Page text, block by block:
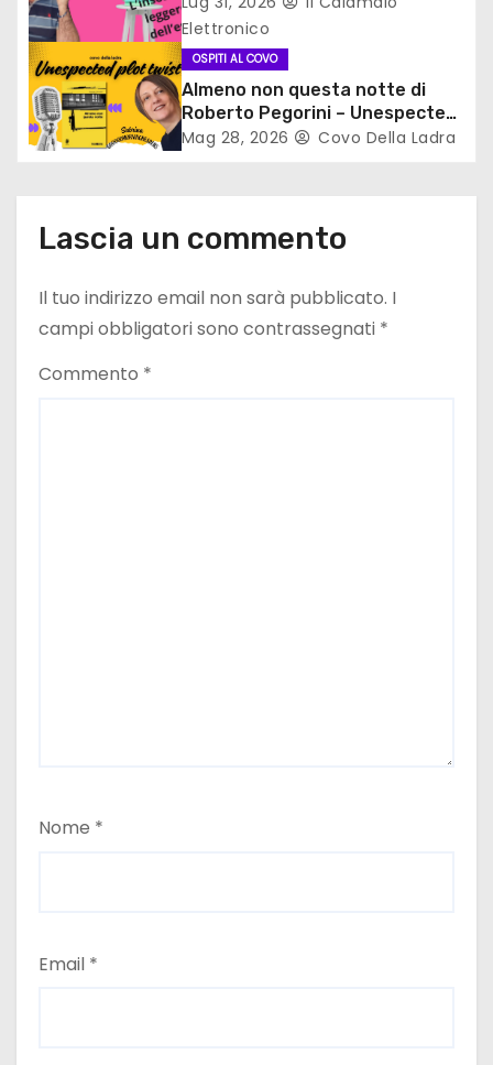
t
i
c
Elettronico
OSPITI AL COVO
Almeno non questa notte di
Roberto Pegorini – Unespected
plot twist
Mag 28, 2026 Covo Della Ladra
Lascia un commento
Il tuo indirizzo email non sarà pubblicato. I
campi obbligatori sono contrassegnati *
Commento *
Nome *
Email *